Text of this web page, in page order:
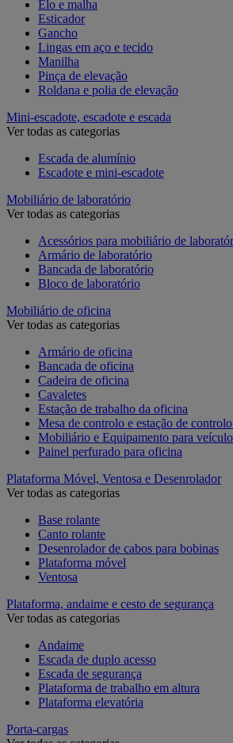
Elo e malha
Esticador
Gancho
Lingas em aço e tecido
Manilha
Pinça de elevação
Roldana e polia de elevação
Mini-escadote, escadote e escada
Ver todas as categorias
Escada de alumínio
Escadote e mini-escadote
Mobiliário de laboratório
Ver todas as categorias
Acessórios para mobiliário de
Armário de laboratório
Bancada de laboratório
Bloco de laboratório
Mobiliário de oficina
Ver todas as categorias
Armário de oficina
Bancada de oficina
Cadeira de oficina
Cavaletes
Estação de trabalho da oficina
Mesa de controlo e estação de
Mobiliário e Equipamento para
Painel perfurado para oficina
Plataforma Móvel, Ventosa e Desenrolador
Ver todas as categorias
Base rolante
Canto rolante
Desenrolador de cabos para bobinas
Plataforma móvel
Ventosa
Plataforma, andaime e cesto de segurança
Ver todas as categorias
Andaime
Escada de duplo acesso
Escada de segurança
Plataforma de trabalho em altura
Plataforma elevatória
Porta-cargas